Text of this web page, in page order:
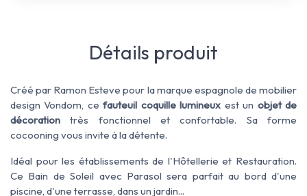
Détails produit
Créé par Ramon Esteve pour la marque espagnole de mobilier
design Vondom, cefauteuil coquille lumineux est un objet de
décoration très fonctionnel et confortable. Sa forme
cocooning vous invite à la détente.
Idéal pour les établissements de l'Hôtellerie et Restauration.
Ce Bain de Soleil avec Parasol sera parfait au bord d'une
piscine, d'une terrasse, dans un jardin...